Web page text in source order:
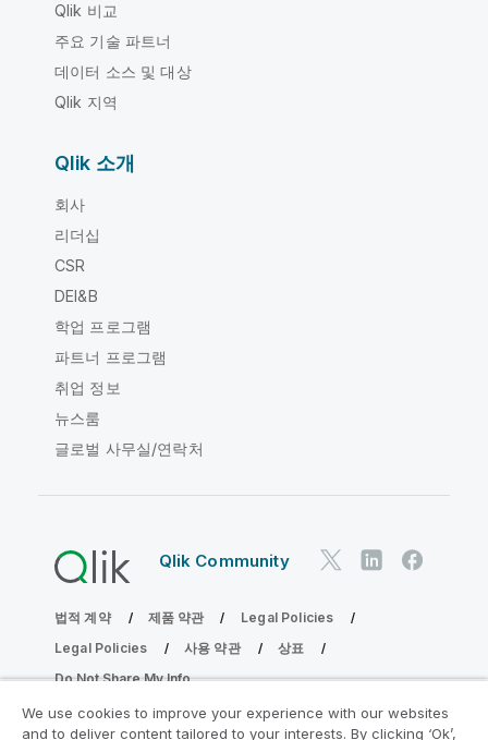
Qlik 비교
주요 기술 파트너
데이터 소스 및 대상
Qlik 지역
Qlik 소개
회사
리더십
CSR
DEI&B
학업 프로그램
파트너 프로그램
취업 정보
뉴스룸
글로벌 사무실/연락처
Qlik Community
법적 계약 제품 약관
Legal Policies
Legal Policies
사용 약관
상표
Do Not Share My Info
Copyright © 1993-2026 QlikTech International AB. 무단 전재
및 복제를 금합니다.
We use cookies to improve your experience with our websites
and to deliver content tailored to your interests. By clicking ‘Ok’,